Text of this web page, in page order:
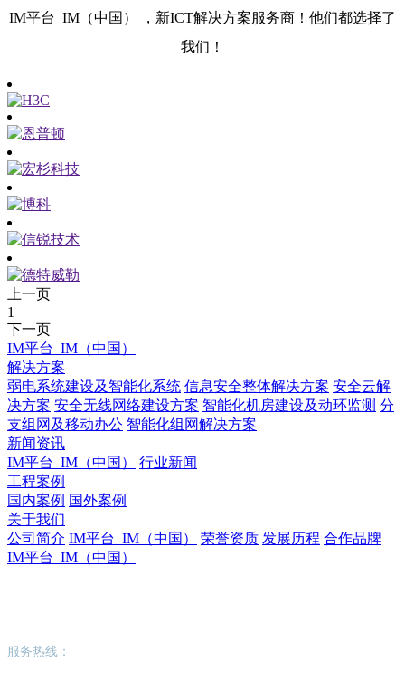
IM平台_IM（中国） ，新ICT解决方案服务商！他们都选择了
我们！
上一页
1
下一页
IM平台_IM（中国）
解决方案
弱电系统建设及智能化系统 信息安全整体解决方案 安全云解
决方案 安全无线网络建设方案 智能化机房建设及动环监测 分
支组网及移动办公 智能化组网解决方案
新闻资讯
IM平台_IM（中国）
行业新闻
工程案例
国内案例 国外案例
关于我们
公司简介 IM平台_IM（中国） 荣誉资质 发展历程 合作品牌
IM平台_IM（中国）
服务热线：